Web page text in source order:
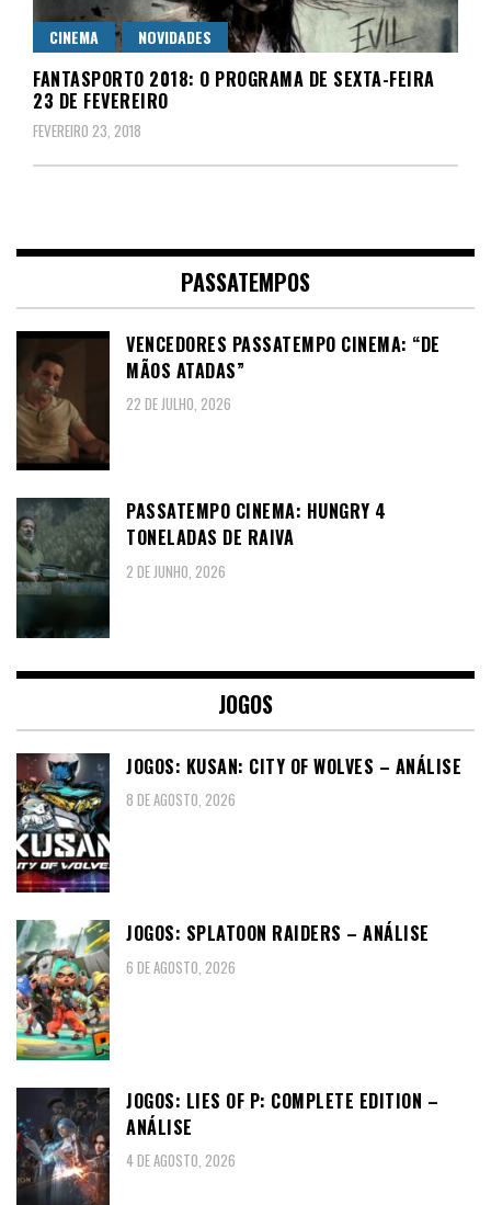
CINEMA NOVIDADES
FANTASPORTO 2018: O PROGRAMA DE SEXTA-FEIRA
23 DE FEVEREIRO
FEVEREIRO 23, 2018
PASSATEMPOS
VENCEDORES PASSATEMPO CINEMA: “DE
MÃOS ATADAS”
22 DE JULHO, 2026
PASSATEMPO CINEMA: HUNGRY 4
TONELADAS DE RAIVA
2 DE JUNHO, 2026
JOGOS
JOGOS: KUSAN: CITY OF WOLVES – ANÁLISE
8 DE AGOSTO, 2026
JOGOS: SPLATOON RAIDERS – ANÁLISE
6 DE AGOSTO, 2026
JOGOS: LIES OF P: COMPLETE EDITION –
ANÁLISE
4 DE AGOSTO, 2026